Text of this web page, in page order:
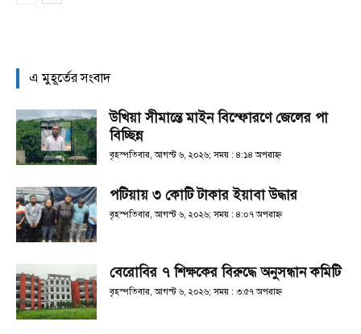
এ মুহূর্তের সংবাদ
উখিয়া সীমান্তে মাইন বিস্ফোরণে জেলের পা
বিচ্ছিন্ন
বৃহস্পতিবার, আগস্ট ৬, ২০২৬; সময় : ৪:১৪ অপরাহ্ণ
পটিয়ায় ৩ কোটি টাকার ইয়াবা উদ্ধার
বৃহস্পতিবার, আগস্ট ৬, ২০২৬; সময় : ৪:০৭ অপরাহ্ণ
বেরোবির ৭ শিক্ষকের বিরুদ্ধে অনুসন্ধান কমিটি
বৃহস্পতিবার, আগস্ট ৬, ২০২৬; সময় : ৩:৫৭ অপরাহ্ণ